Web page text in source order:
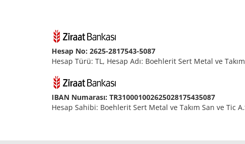
Hesap No: 2625-2817543-5087
Hesap Türü: TL, Hesap Adı: Boehlerit Sert Metal ve
IBAN Numarası: TR310001002625028175435087
Hesap Sahibi: Boehlerit Sert Metal ve Takım San ve Tic